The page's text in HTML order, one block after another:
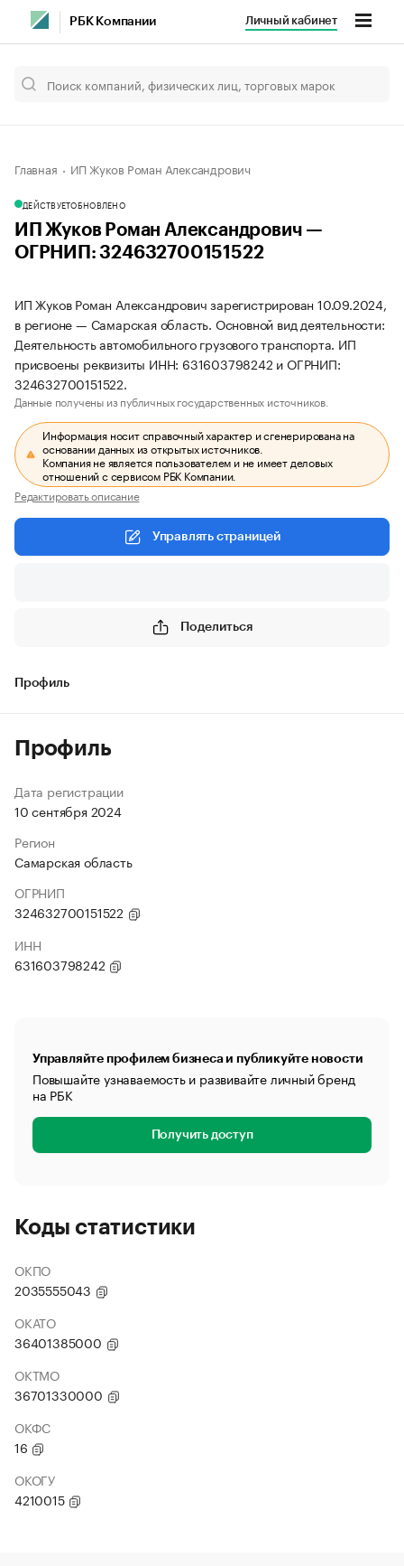
РБК Компании Личный кабинет
Главная ИП Жуков Роман Александрович
ДЕЙСТВУЕТОБНОВЛЕНО
ИП Жуков Роман Александрович —
ОГРНИП: 324632700151522
ИП Жуков Роман Александрович зарегистрирован 10.09.2024,
в регионе — Самарская область. Основной вид деятельности:
Деятельность автомобильного грузового транспорта. ИП
присвоены реквизиты ИНН: 631603798242 и ОГРНИП:
324632700151522.
Данные получены из публичных государственных источников.
Информация носит справочный характер и сгенерирована на
основании данных из открытых источников.
Компания не является пользователем и не имеет деловых
отношений с сервисом РБК Компании.
Редактировать описание
Управлять страницей
Поделиться
Профиль
Профиль
Дата регистрации
10 сентября 2024
Регион
Самарская область
ОГРНИП
324632700151522
ИНН
631603798242
Управляйте профилем бизнеса и публикуйте новости
Повышайте узнаваемость и развивайте личный бренд
на РБК
Получить доступ
Коды статистики
ОКПО
2035555043
ОКАТО
36401385000
ОКТМО
36701330000
ОКФС
16
ОКОГУ
4210015